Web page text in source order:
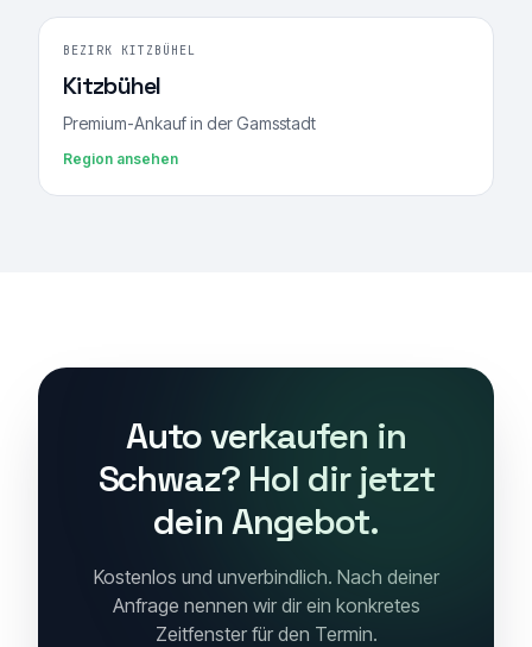
BEZIRK KITZBÜHEL
Kitzbühel
Premium-Ankauf in der Gamsstadt
Region ansehen
Auto verkaufen in
Schwaz? Hol dir jetzt
dein Angebot.
Kostenlos und unverbindlich. Nach deiner
Anfrage nennen wir dir ein konkretes
Zeitfenster für den Termin.